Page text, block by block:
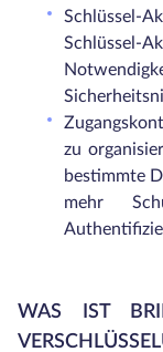
zu
bestimmte
mehr
WAS IST